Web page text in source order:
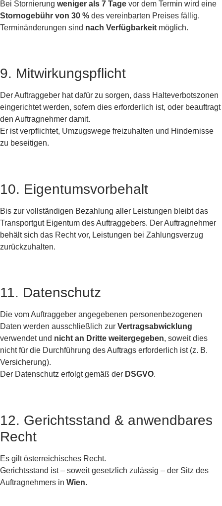
Bei Stornierung weniger als 7 Tage vor dem Termin wird eine
Stornogebühr von 30 % des vereinbarten Preises fällig.
Terminänderungen sind nach Verfügbarkeit möglich.
9. Mitwirkungspflicht
Der Auftraggeber hat dafür zu sorgen, dass Halteverbotszonen
eingerichtet werden, sofern dies erforderlich ist, oder beauftragt
den Auftragnehmer damit.
Er ist verpflichtet, Umzugswege freizuhalten und Hindernisse
zu beseitigen.
10. Eigentumsvorbehalt
Bis zur vollständigen Bezahlung aller Leistungen bleibt das
Transportgut Eigentum des Auftraggebers. Der Auftragnehmer
behält sich das Recht vor, Leistungen bei Zahlungsverzug
zurückzuhalten.
11. Datenschutz
Die vom Auftraggeber angegebenen personenbezogenen
Daten werden ausschließlich zur Vertragsabwicklung
verwendet und nicht an Dritte weitergegeben, soweit dies
nicht für die Durchführung des Auftrags erforderlich ist (z. B.
Versicherung).
Der Datenschutz erfolgt gemäß der DSGVO.
12. Gerichtsstand & anwendbares
Recht
Es gilt österreichisches Recht.
Gerichtsstand ist – soweit gesetzlich zulässig – der Sitz des
Auftragnehmers in Wien.